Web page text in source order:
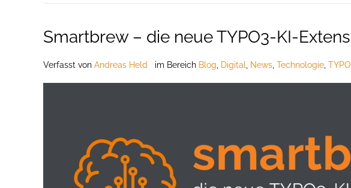
Smartbrew – die neue TYPO3-KI-
Verfasst von Andreas Held im Bereich Blog Digital News Technologie